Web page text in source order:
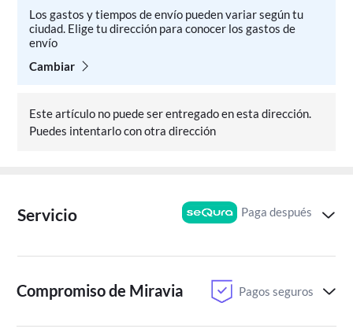
Los gastos y tiempos de envío pueden variar según tu
ciudad. Elige tu dirección para conocer los gastos de
envío
Cambiar
Este artículo no puede ser entregado en esta dirección.
Puedes intentarlo con otra dirección
Servicio Paga después
Compromiso de Miravia Pagos seguros